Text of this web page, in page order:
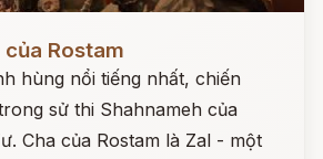
Rostam
hùng nổi tiếng nhất, chiến
sử thi Shahnameh của
Cha của Rostam là Zal - một